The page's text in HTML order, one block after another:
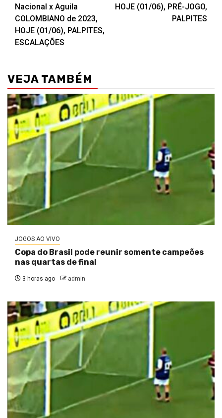
Nacional x Aguila
COLOMBIANO de 2023,
HOJE (01/06), PALPITES,
ESCALAÇÕES
HOJE (01/06), PRÉ-JOGO,
PALPITES
VEJA TAMBÉM
JOGOS AO VIVO
Copa do Brasil pode reunir somente campeões
nas quartas de final
3 horas ago admin